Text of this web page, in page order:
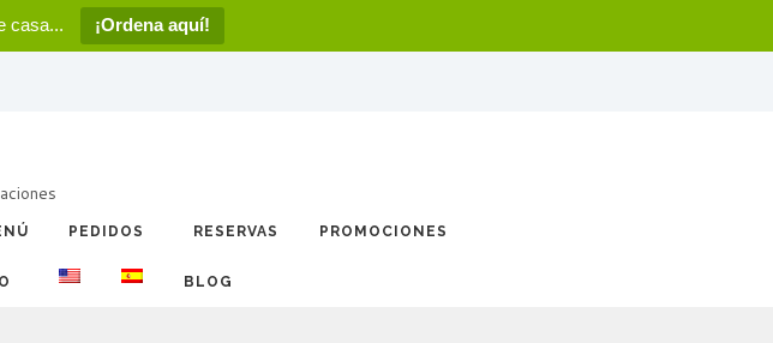
casa... ¡Ordena aquí!
PEDIDOS RESERVAS PROMOCIONES
BLOG